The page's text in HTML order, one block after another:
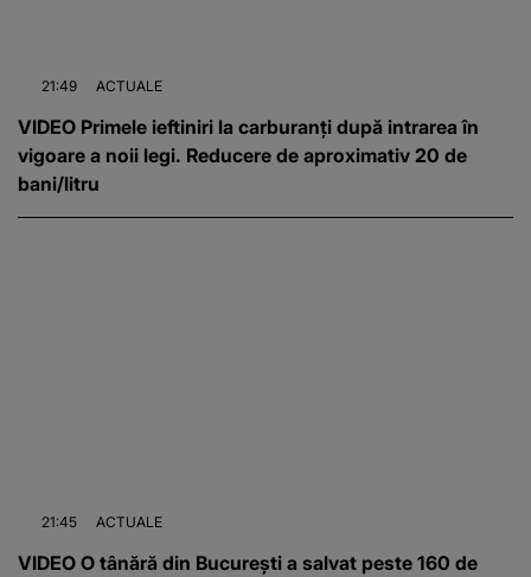
21:49 ACTUALE
VIDEO Primele ieftiniri la carburanți după intrarea în
vigoare a noii legi. Reducere de aproximativ 20 de
bani/litru
21:45 ACTUALE
VIDEO O tânără din București a salvat peste 160 de